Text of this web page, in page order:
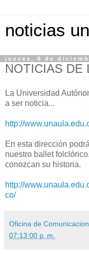
noticias
jueves, 6 de
NOTICIAS DE
La Universidad
a ser noticia...
http://
En esta dirección
nuestro ballet
conozcan su historia.
http://
co/
Oficina de
07:13:00 p. m.